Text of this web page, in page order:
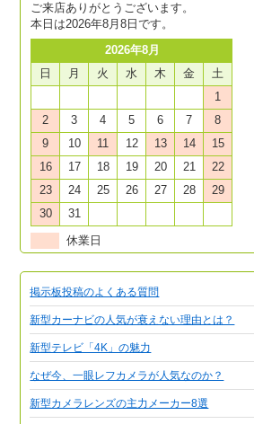
ご来店ありがとうございます。
本日は2026年8月8日です。
2026年8月
日
月 火 水 木 金
土
1
2
3 4 5 6 7
8
9
10 11 12 13 14
15
16
17 18 19 20 21
22
23
24 25 26 27 28
29
30
31
休業日
掲示板投稿のよくある質問
新型カーナビの人気が衰えない理由とは？
新型テレビ「4K」の魅力
なぜ今、一眼レフカメラが人気なのか？
新型カメラレンズの主力メーカー8選